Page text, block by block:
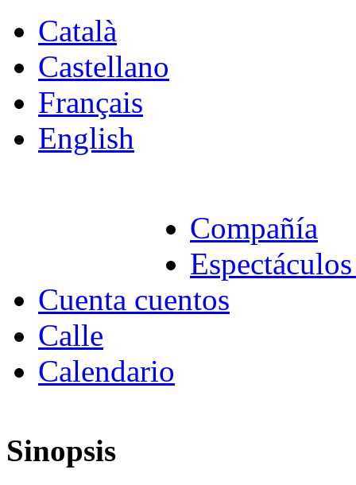
Català
Castellano
Français
English
Compañía
Cuenta cuentos
Calle
Calendario
Sinopsis